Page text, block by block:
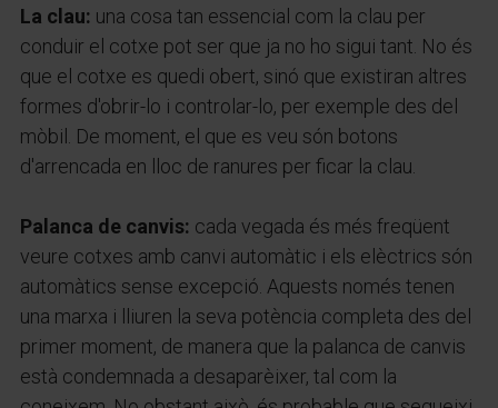
La clau: una cosa tan essencial com la clau per
conduir el cotxe pot ser que ja no ho sigui tant. No és
que el cotxe es quedi obert, sinó que existiran altres
formes d'obrir-lo i controlar-lo, per exemple des del
mòbil. De moment, el que es veu són botons
d'arrencada en lloc de ranures per ficar la clau.
Palanca de canvis: cada vegada és més freqüent
veure cotxes amb canvi automàtic i els elèctrics són
automàtics sense excepció. Aquests només tenen
una marxa i lliuren la seva potència completa des del
primer moment, de manera que la palanca de canvis
està condemnada a desaparèixer, tal com la